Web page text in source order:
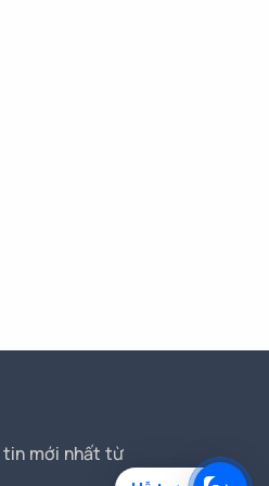
tin mới nhất từ